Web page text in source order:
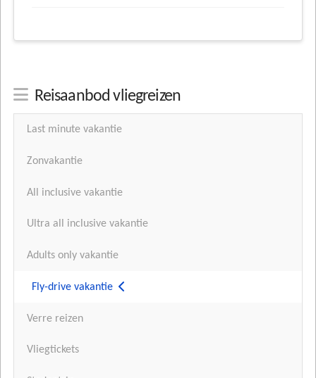
Reisaanbod vliegreizen
Last minute vakantie
Zonvakantie
All inclusive vakantie
Ultra all inclusive vakantie
Adults only vakantie
Fly-drive vakantie
Verre reizen
Vliegtickets